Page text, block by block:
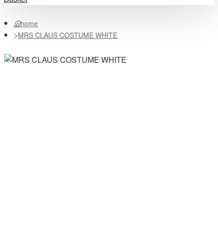
home
MRS CLAUS COSTUME WHITE